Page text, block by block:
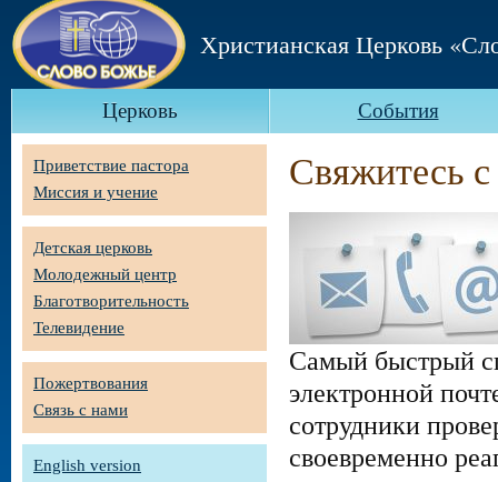
Христианская Церковь
Церковь События
Приветствие пастора
Миссия и учение
Детская церковь
Молодежный центр
Благотворительность
Телевидение
Пожертвования
Связь с нами
English version
Свяжитесь
Самый быстрый
электронной
сотрудники
своевременно